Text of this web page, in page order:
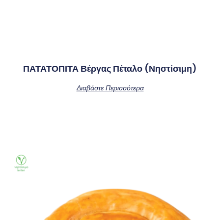
ΠΑΤΑΤΟΠΙΤΑ Βέργας Πέταλο (νηστίσιμη)
Διαβάστε Περισσότερα